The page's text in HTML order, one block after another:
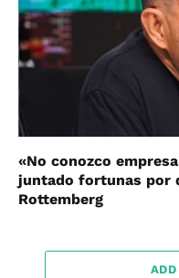
«No conozco
juntado fortunas por
Rottemberg